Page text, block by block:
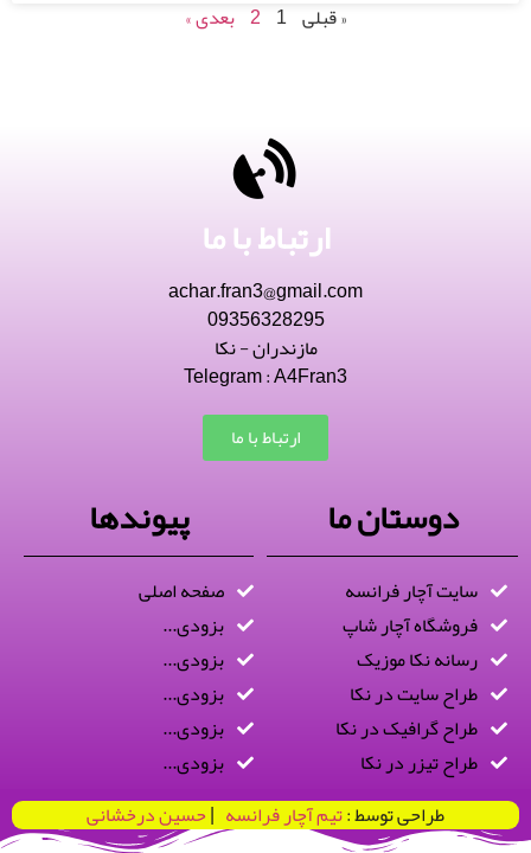
« قبلی 1
2 بعدی »
ارتباط با ما
achar.fran3@gmail.com
09356328295
مازندران - نکا
Telegram : A4Fran3
ارتباط با ما
دوستان ما
سایت آچار فرانسه
فروشگاه آچار شاپ
رسانه نکا موزیک
طراح سایت در نکا
طراح گرافیک در نکا
طراح تیزر در نکا
پیوندها
صفحه اصلی
بزودی...
بزودی...
بزودی...
بزودی...
بزودی...
طراحی توسط :تیم آچار فرانسه |حسین درخشانی